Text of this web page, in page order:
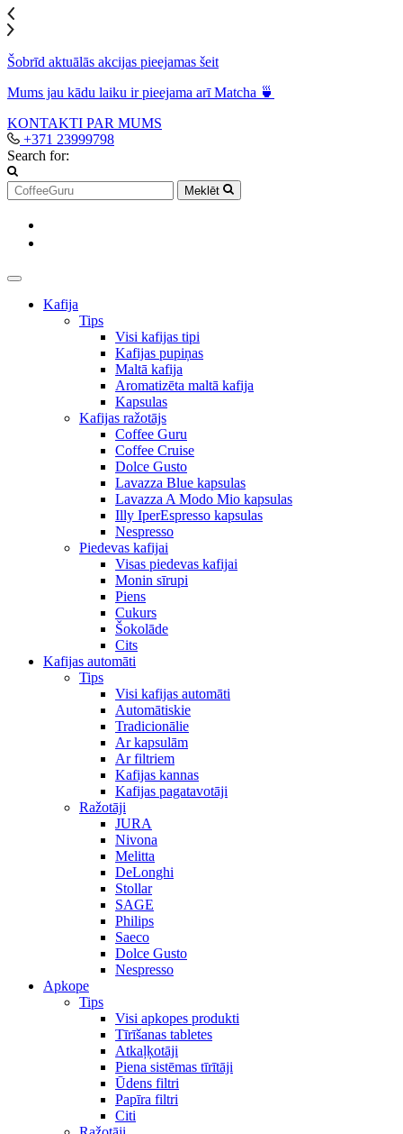
Šobrīd aktuālās akcijas pieejamas šeit
Mums jau kādu laiku ir pieejama arī Matcha 🍵
KONTAKTI PAR MUMS
+371 23999798
Search for:
Meklēt
Kafija
Tips
Visi kafijas tipi
Kafijas pupiņas
Maltā kafija
Aromatizēta maltā kafija
Kapsulas
Kafijas ražotājs
Coffee Guru
Coffee Cruise
Dolce Gusto
Lavazza Blue kapsulas
Lavazza A Modo Mio kapsulas
Illy IperEspresso kapsulas
Nespresso
Piedevas kafijai
Visas piedevas kafijai
Monin sīrupi
Piens
Cukurs
Šokolāde
Cits
Kafijas automāti
Tips
Visi kafijas automāti
Automātiskie
Tradicionālie
Ar kapsulām
Ar filtriem
Kafijas kannas
Kafijas pagatavotāji
Ražotāji
JURA
Nivona
Melitta
DeLonghi
Stollar
SAGE
Philips
Saeco
Dolce Gusto
Nespresso
Apkope
Tips
Visi apkopes produkti
Tīrīšanas tabletes
Atkaļķotāji
Piena sistēmas tīrītāji
Ūdens filtri
Papīra filtri
Citi